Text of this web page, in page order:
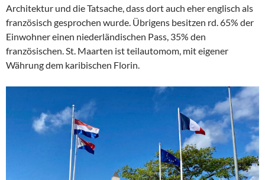
Architektur und die Tatsache, dass dort auch eher englisch als
französisch gesprochen wurde. Übrigens besitzen rd. 65% der
Einwohner einen niederländischen Pass, 35% den
französischen. St. Maarten ist teilautomom, mit eigener
Währung dem karibischen Florin.